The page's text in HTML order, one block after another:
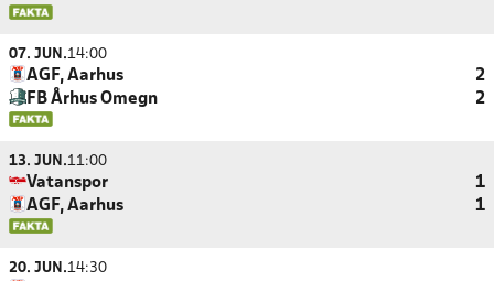
07. JUN.14:00
AGF, Aarhus
2
FB Århus Omegn
2
13. JUN.11:00
Vatanspor
1
AGF, Aarhus
1
20. JUN.14:30